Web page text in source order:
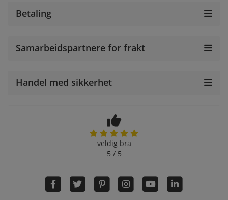
Betaling
Samarbeidspartnere for frakt
Handel med sikkerhet
veldig bra
5 / 5